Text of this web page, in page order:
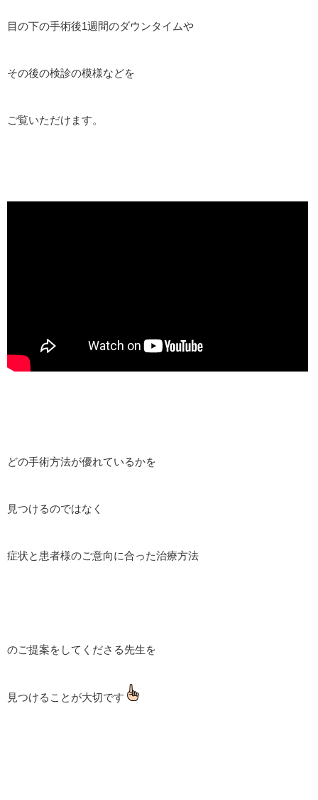
目の下の手術後1週間のダウンタイムや
その後の検診の模様などを
ご覧いただけます。
どの手術方法が優れているかを
見つけるのではなく
症状と患者様のご意向に合った治療方法
のご提案をしてくださる先生を
見つけることが大切です